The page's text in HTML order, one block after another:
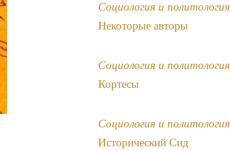
Социология и политология
Некоторые авторы
Социология и политология
Кортесы
Социология и политология
Исторический Сид